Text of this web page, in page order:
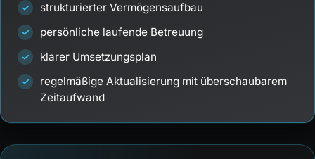
strukturierter Vermögensaufbau
persönliche laufende Betreuung
klarer Umsetzungsplan
regelmäßige Aktualisierung mit überschaubarem
Zeitaufwand